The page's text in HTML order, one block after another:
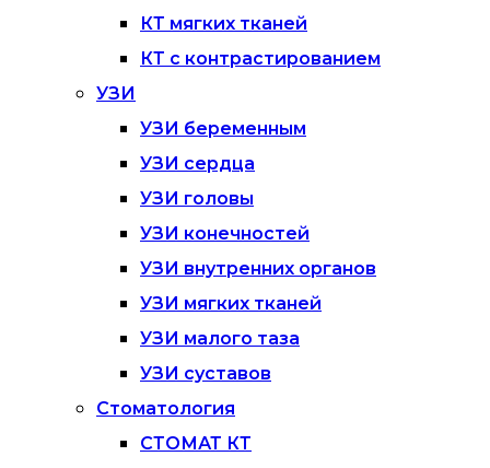
КТ мягких тканей
КТ с контрастированием
УЗИ
УЗИ беременным
УЗИ сердца
УЗИ головы
УЗИ конечностей
УЗИ внутренних органов
УЗИ мягких тканей
УЗИ малого таза
УЗИ суставов
Стоматология
СТОМАТ КТ